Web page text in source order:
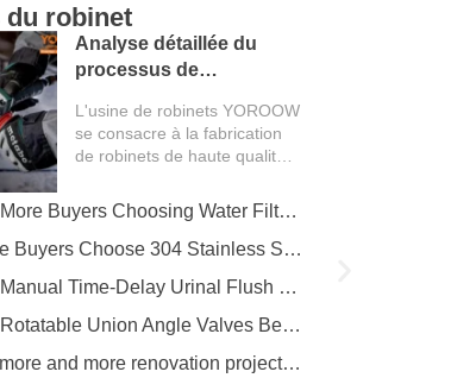
robinet
Analyse détaillée du
processus de
de robinetterie
L'usine de robinets YOROOW
se consacre à la fabrication
de robinets de haute qualité.
production couvre plusieurs...Why Are More Buyers Choosing Water Filter Faucets for Modern Kitchens?
Why More Buyers Choose 304 Stainless Steel Kitchen Faucets from China Manufacturers
Why Are Manual Time-Delay Urinal Flush Valves Still Preferred in Public Restrooms?
Why Are Rotatable Union Angle Valves Better for Hotels and Apartment Projects?
Why are more and more renovation projects upgrading to longer 304 stainless steel outdoor faucets?